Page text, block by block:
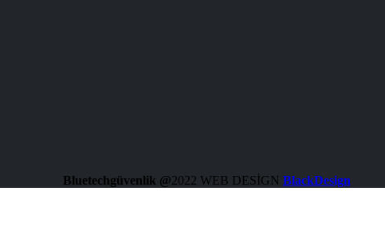
Bluetechgüvenlik @2022 WEB DESİGN BlackDesign